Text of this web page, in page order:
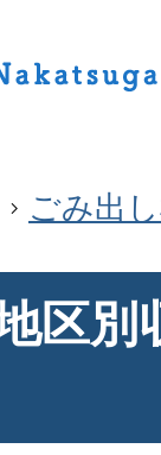
ごみ出
区